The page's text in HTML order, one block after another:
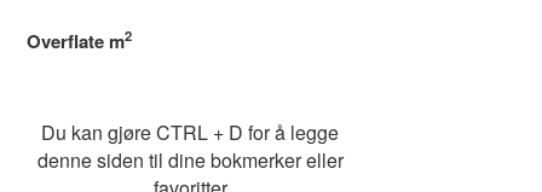
Overflate m2
Du kan gjøre CTRL + D for å legge
denne siden til dine bokmerker eller